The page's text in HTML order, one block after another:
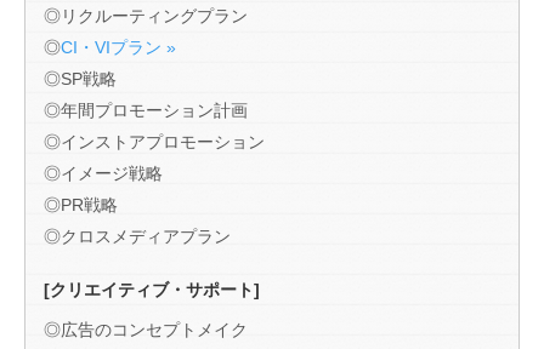
◎リクルーティングプラン
◎CI・VIプラン »
◎SP戦略
◎年間プロモーション計画
◎インストアプロモーション
◎イメージ戦略
◎PR戦略
◎クロスメディアプラン
[クリエイティブ・サポート]
◎広告のコンセプトメイク